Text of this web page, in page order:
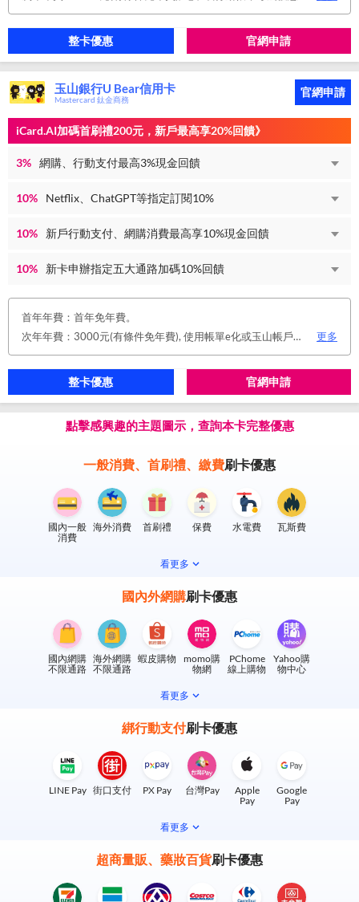
整卡優惠 官網申請
玉山銀行U Bear信用卡
Mastercard 鈦金商務
官網申請
iCard.AI加碼首刷禮200元，新戶最高享20%回饋》
3% 網購、行動支付最高3%現金回饋
10% Netflix、ChatGPT等指定訂閱10%
10% 新戶行動支付、網購消費最高享10%現金回饋
10% 新卡申辦指定五大通路加碼10%回饋
首年年費：首年免年費。
次年年費：3000元(有條件免年費), 使用帳單e化或玉山帳戶自動扣繳信用卡款或任消費一筆享免年費優惠。
更多
整卡優惠 官網申請
點擊感興趣的主題圖示，查詢本卡完整優惠
一般消費、首刷禮、繳費刷卡優惠
國內一般
消費
海外消費 首刷禮 保費 水電費 瓦斯費
看更多
國內外網購刷卡優惠
國內網購
不限通路
海外網購
不限通路
蝦皮購物
momo購
物網
PChome
線上購物
Yahoo購
物中心
看更多
綁行動支付刷卡優惠
LINE Pay 街口支付 PX Pay 台灣Pay
Apple
Pay
Google
Pay
看更多
超商量販、藥妝百貨刷卡優惠